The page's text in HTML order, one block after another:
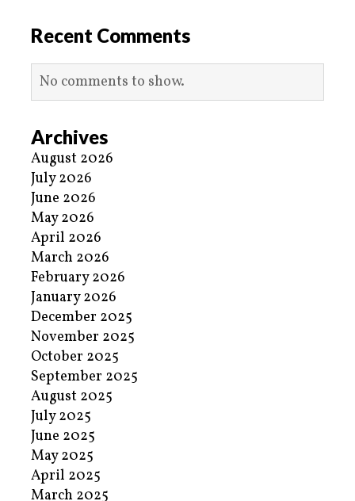
Recent Comments
No comments to show.
Archives
August 2026
July 2026
June 2026
May 2026
April 2026
March 2026
February 2026
January 2026
December 2025
November 2025
October 2025
September 2025
August 2025
July 2025
June 2025
May 2025
April 2025
March 2025